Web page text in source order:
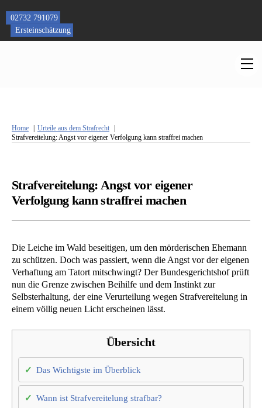
content
02732 791079
Ersteinschätzung
Home
Urteile aus dem Strafrecht
Strafvereitelung: Angst vor eigener Verfolgung kann straffrei machen
Strafvereitelung: Angst vor eigener
Verfolgung kann straffrei machen
Die Leiche im Wald beseitigen, um den mörderischen Ehemann
zu schützen. Doch was passiert, wenn die Angst vor der eigenen
Verhaftung am Tatort mitschwingt? Der Bundesgerichtshof prüft
nun die Grenze zwischen Beihilfe und dem Instinkt zur
Selbsterhaltung, der eine Verurteilung wegen Strafvereitelung in
einem völlig neuen Licht erscheinen lässt.
Übersicht
Das Wichtigste im Überblick
Wann ist Strafvereitelung strafbar?